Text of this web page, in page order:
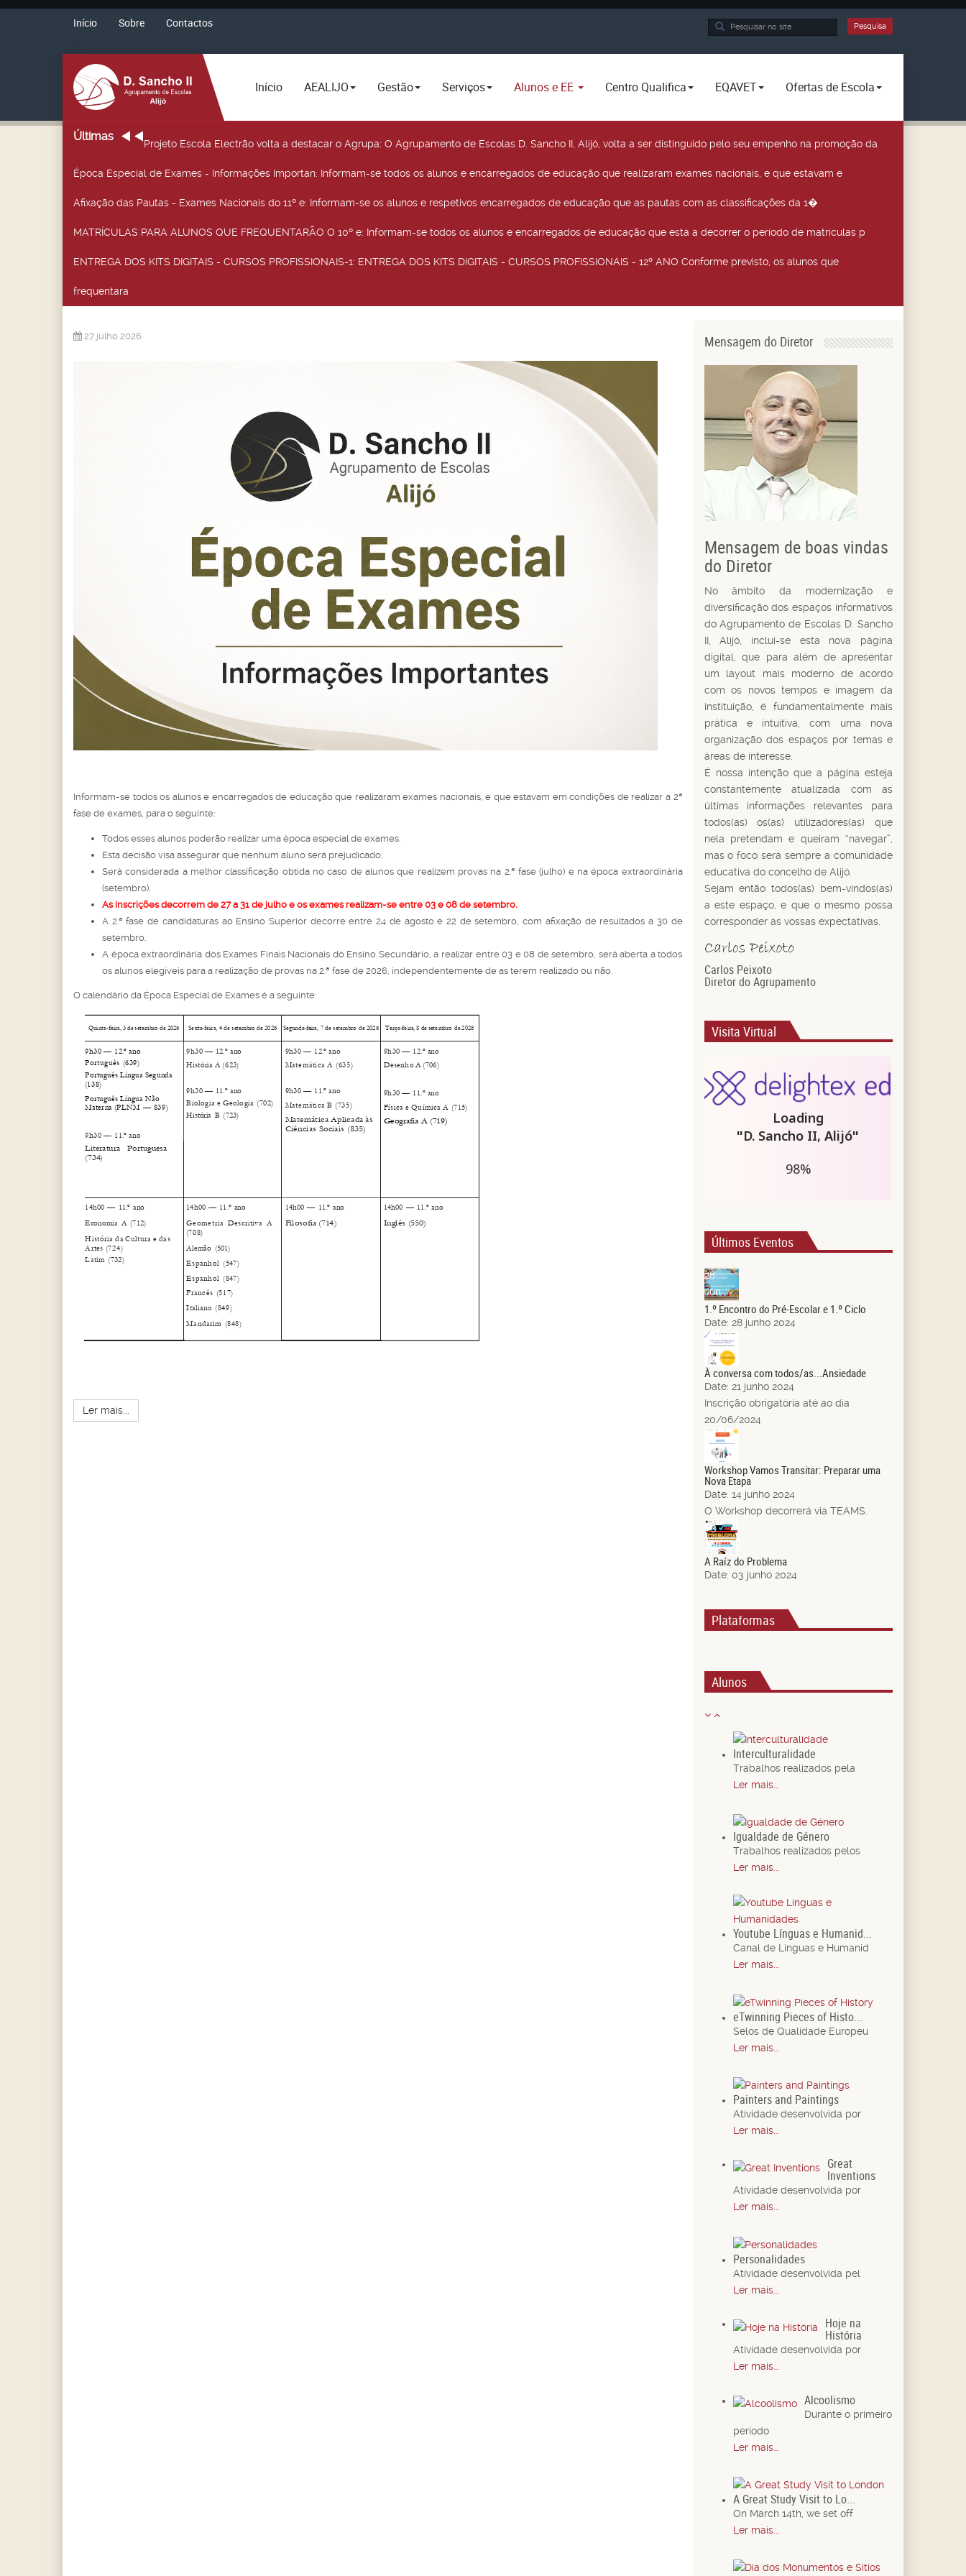
Início Sobre Contactos Pesquisa... Pesquisa
Início AEALIJO Gestão Serviços Alunos e EE Centro Qualifica EQAVET Ofertas de Escola
Últimas
Projeto Escola Electrão volta a destacar o Agrupa: O Agrupamento de Escolas D. Sancho II, Alijó, volta a ser distinguido pelo seu empenho na promoção da
Época Especial de Exames - Informações Importan: Informam-se todos os alunos e encarregados de educação que realizaram exames nacionais, e que estavam e
Afixação das Pautas - Exames Nacionais do 11º e: Informam-se os alunos e respetivos encarregados de educação que as pautas com as classificações da 1�
MATRÍCULAS PARA ALUNOS QUE FREQUENTARÃO O 10º e: Informam-se todos os alunos e encarregados de educação que está a decorrer o período de matrículas p
ENTREGA DOS KITS DIGITAIS - CURSOS PROFISSIONAIS-1: ENTREGA DOS KITS DIGITAIS - CURSOS PROFISSIONAIS - 12º ANO Conforme previsto, os alunos que
frequentara
27 julho 2026
Informam-se todos os alunos e encarregados de educação que realizaram exames nacionais, e que estavam em condições de realizar a 2ª
fase de exames, para o seguinte:
Todos esses alunos poderão realizar uma época especial de exames.
Esta decisão visa assegurar que nenhum aluno será prejudicado.
Será considerada a melhor classificação obtida no caso de alunos que realizem provas na 2.ª fase (julho) e na época extraordinária
(setembro).
As inscrições decorrem de 27 a 31 de julho e os exames realizam-se entre 03 e 08 de setembro.
A 2.ª fase de candidaturas ao Ensino Superior decorre entre 24 de agosto e 22 de setembro, com afixação de resultados a 30 de
setembro.
A época extraordinária dos Exames Finais Nacionais do Ensino Secundário, a realizar entre 03 e 08 de setembro, será aberta a todos
os alunos elegíveis para a realização de provas na 2.ª fase de 2026, independentemente de as terem realizado ou não.
O calendário da Época Especial de Exames é a seguinte:
Ler mais...
Mensagem do Diretor
Mensagem de boas vindas
do Diretor
No âmbito da modernização e
diversificação dos espaços informativos
do Agrupamento de Escolas D. Sancho
II, Alijó, inclui-se esta nova página
digital, que para além de apresentar
um layout mais moderno de acordo
com os novos tempos e imagem da
instituição, é fundamentalmente mais
prática e intuitiva, com uma nova
organização dos espaços por temas e
áreas de interesse.
É nossa intenção que a página esteja
constantemente atualizada com as
últimas informações relevantes para
todos(as) os(as) utilizadores(as) que
nela pretendam e queiram “navegar”,
mas o foco será sempre a comunidade
educativa do concelho de Alijó.
Sejam então todos(as) bem-vindos(as)
a este espaço, e que o mesmo possa
corresponder às vossas expectativas.
Carlos Peixoto
Diretor do Agrupamento
Visita Virtual
Últimos Eventos
28
Jun.
1.º Encontro do Pré-Escolar e 1.º Ciclo
Date: 28 junho 2024
21
Jun.
À conversa com todos/as...Ansiedade
Date: 21 junho 2024
Inscrição obrigatória até ao dia
20/06/2024
Jun.
Workshop Vamos Transitar: Preparar uma
Nova Etapa
Date: 14 junho 2024
O Workshop decorrerá via TEAMS.
03
Jun.
A Raíz do Problema
Date: 03 junho 2024
Plataformas
Alunos
Interculturalidade
Trabalhos realizados pela
Ler mais...
Igualdade de Género
Trabalhos realizados pelos
Ler mais...
Youtube Línguas e Humanid...
Canal de Línguas e Humanid
Ler mais...
eTwinning Pieces of Histo...
Selos de Qualidade Europeu
Ler mais...
Painters and Paintings
Atividade desenvolvida por
Ler mais...
Great
Inventions
Atividade desenvolvida por
Ler mais...
Personalidades
Atividade desenvolvida pel
Ler mais...
Hoje na
História
Atividade desenvolvida por
Ler mais...
Alcoolismo
Durante o primeiro
período
Ler mais...
A Great Study Visit to Lo...
On March 14th, we set off
Ler mais...